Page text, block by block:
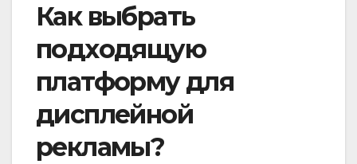
Как выбрать
подходящую
платформу для
дисплейной
рекламы?